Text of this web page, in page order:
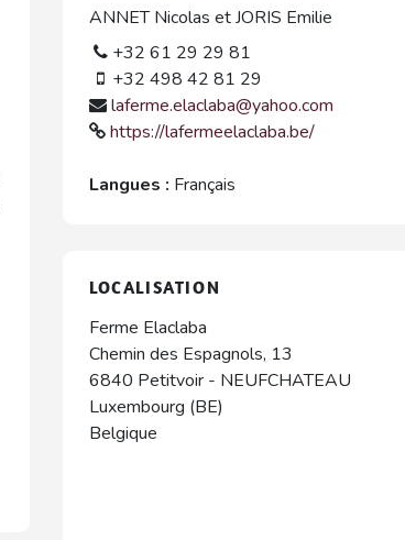
ANNET Nicolas et JORIS Emilie
+32 61 29 29 81
+32 498 42 81 29
laferme.elaclaba@yahoo.com
https://lafermeelaclaba.be/
Langues : Français
LOCALISATION
Ferme Elaclaba
Chemin des Espagnols, 13
6840 Petitvoir - NEUFCHATEAU
Luxembourg (BE)
Belgique